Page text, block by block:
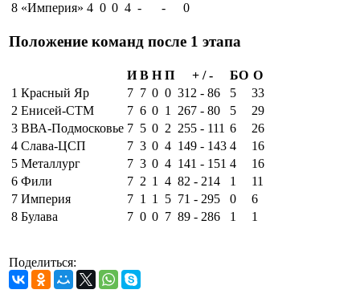
8 «Империя» 4 0 0 4 - - 0
Положение команд после 1 этапа
И В Н П + / - БО О
1 Красный Яр 7 7 0 0 312 - 86 5
33
2 Енисей-СТМ 7 6 0 1 267 - 80 5
29
3 ВВА-Подмосковье 7 5 0 2 255 - 111 6
26
4 Слава-ЦСП 7 3 0 4 149 - 143 4
16
5 Металлург 7 3 0 4 141 - 151 4
16
6 Фили 7 2 1 4 82 - 214 1
11
7 Империя 7 1 1 5 71 - 295 0
6
8 Булава 7 0 0 7 89 - 286 1 1
Поделиться: